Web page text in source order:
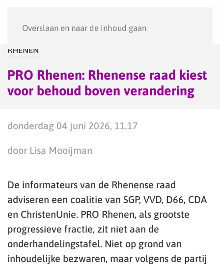
Overslaan en naar de inhoud gaan
RHENEN
PRO Rhenen: Rhenense raad kiest
voor behoud boven verandering
donderdag 04 juni 2026, 11.17
door Lisa Mooijman
De informateurs van de Rhenense raad
adviseren een coalitie van SGP, VVD, D66, CDA
en ChristenUnie. PRO Rhenen, als grootste
progressieve fractie, zit niet aan de
onderhandelingstafel. Niet op grond van
inhoudelijke bezwaren, maar volgens de partij